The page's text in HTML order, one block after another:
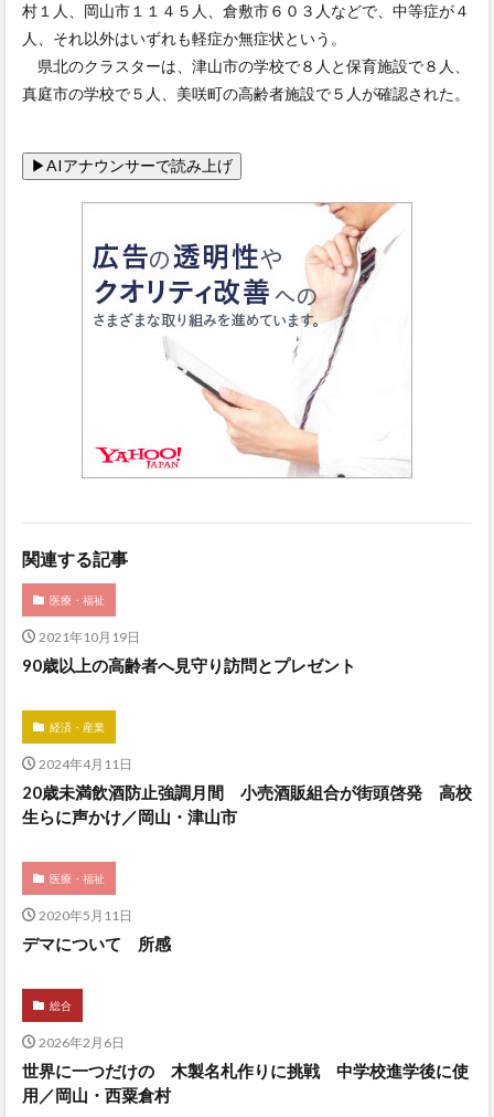
村１人、岡山市１１４５人、倉敷市６０３人などで、中等症が４
人、それ以外はいずれも軽症か無症状という。
県北のクラスターは、津山市の学校で８人と保育施設で８人、
真庭市の学校で５人、美咲町の高齢者施設で５人が確認された。
関連する記事
医療・福祉
2021年10月19日
90歳以上の高齢者へ見守り訪問とプレゼント
経済・産業
2024年4月11日
20歳未満飲酒防止強調月間 小売酒販組合が街頭啓発 高校
生らに声かけ／岡山・津山市
医療・福祉
2020年5月11日
デマについて 所感
総合
2026年2月6日
世界に一つだけの 木製名札作りに挑戦 中学校進学後に使
用／岡山・西粟倉村